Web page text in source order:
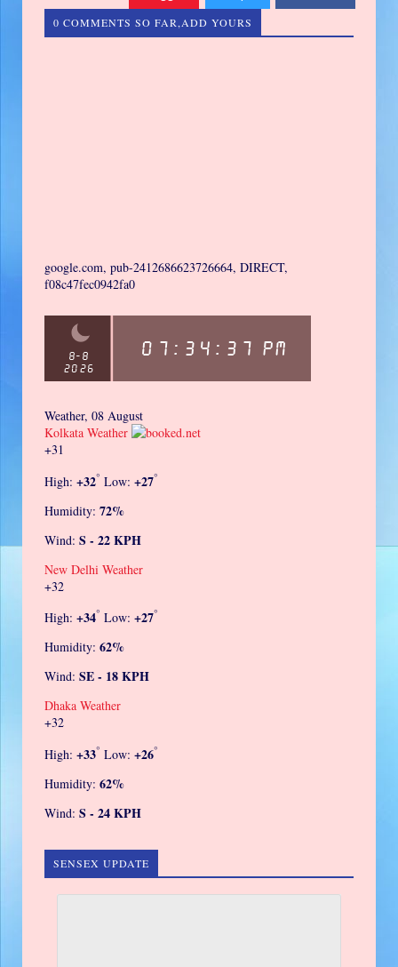
0 COMMENTS SO FAR,ADD YOURS
google.com, pub-2412686623726664, DIRECT,
f08c47fec0942fa0
Weather, 08 August
Kolkata Weather
+31
High: +32° Low: +27°
Humidity: 72%
Wind: S - 22 KPH
New Delhi Weather
+32
High: +34° Low: +27°
Humidity: 62%
Wind: SE - 18 KPH
Dhaka Weather
+32
High: +33° Low: +26°
Humidity: 62%
Wind: S - 24 KPH
SENSEX UPDATE